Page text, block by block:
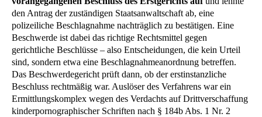
den Antrag der zuständigen Staatsanwaltschaft ab, eine
polizeiliche Beschlagnahme nachträglich zu bestätigen. Eine
Beschwerde ist dabei das richtige Rechtsmittel gegen
gerichtliche Beschlüsse – also Entscheidungen, die kein Urteil
sind, sondern etwa eine Beschlagnahmeanordnung betreffen.
Das Beschwerdegericht prüft dann, ob der erstinstanzliche
Beschluss rechtmäßig war. Auslöser des Verfahrens war ein
Ermittlungskomplex wegen des Verdachts auf Drittverschaffung
kinderpornographischer Schriften nach § 184b Abs. 1 Nr. 2